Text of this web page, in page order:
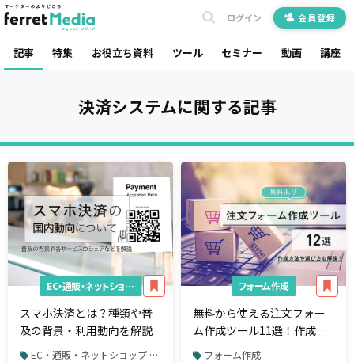
記事 特集 お役立ち資料 ツール セミナー 動画 講座
ログイン 会員登録
決済システムに関する記事
EC・通販・ネットショップ
スマホ決済とは？種類や普
及の背景・利用動向を解説
EC・通販・ネットショップ / 決済システム
フォーム作成
無料から使える注文フォー
ム作成ツール11選！作成方
法と選ぶポイントも紹介
フォーム作成